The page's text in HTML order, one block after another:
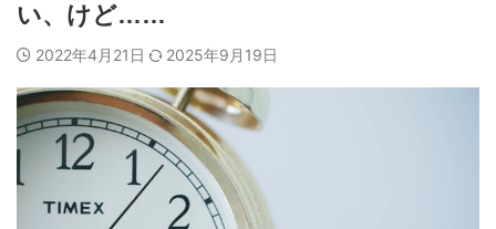
い、けど……
2022年4月21日 2025年9月19日